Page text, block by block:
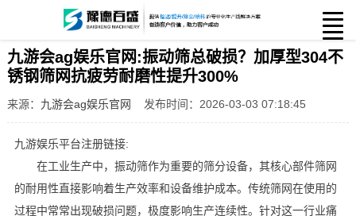
九游会ag娱乐官网:振动筛总破损？加厚型304不
锈钢筛网抗疲劳耐磨性提升300%
来源： 九游会ag娱乐官网 发布时间：2026-03-03 07:18:45
九游娱乐平台注册链接:
在工业生产中，振动筛作为重要的筛分设备，其核心部件筛网
的耐用性直接影响着生产效率和设备维护成本。传统筛网在使用的
过程中常常出现破损问题，极度影响生产连续性。针对这一行业痛